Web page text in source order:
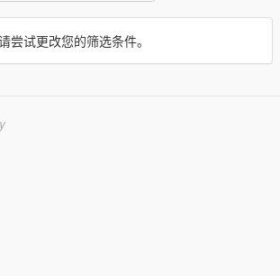
尝试更改您的筛选条件。